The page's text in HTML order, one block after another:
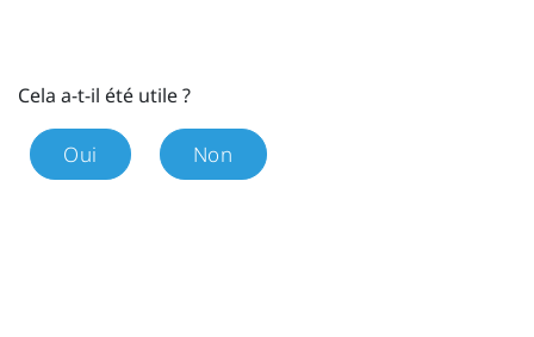
Cela a-t-il été utile ?
Oui Non